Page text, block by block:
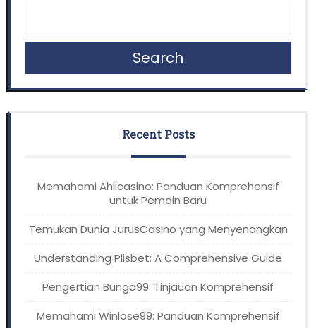
Search
Recent Posts
Memahami Ahlicasino: Panduan Komprehensif
untuk Pemain Baru
Temukan Dunia JurusCasino yang Menyenangkan
Understanding Plisbet: A Comprehensive Guide
Pengertian Bunga99: Tinjauan Komprehensif
Memahami Winlose99: Panduan Komprehensif